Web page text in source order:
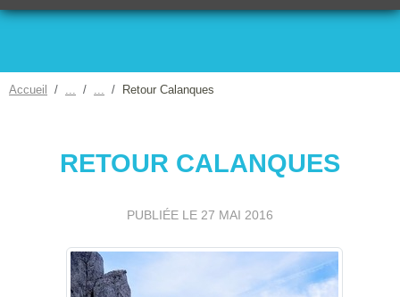
Accueil Retour Calanques
RETOUR CALANQUES
PUBLIÉE LE 27 MAI 2016